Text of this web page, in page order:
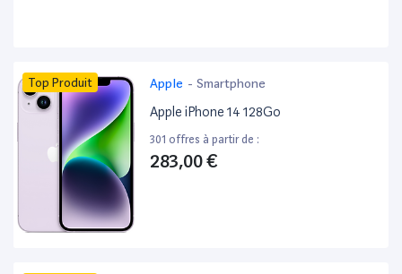
Top Produit Apple - Smartphone
Apple iPhone 14 128Go
301 offres à partir de :
283,00 €